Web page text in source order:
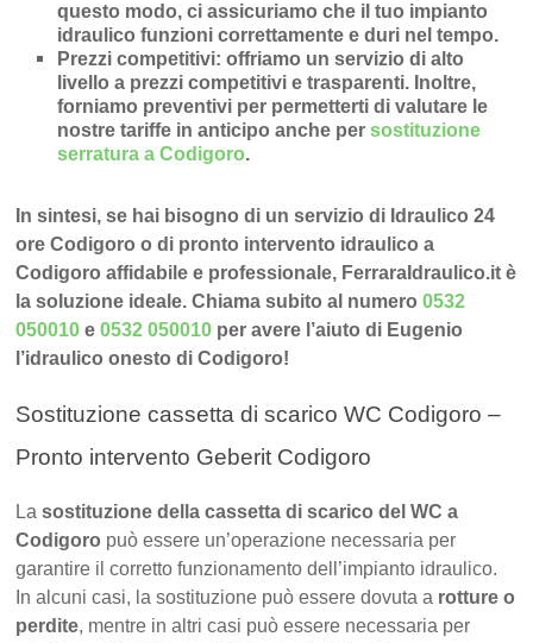
questo modo, ci assicuriamo che il tuo impianto
idraulico funzioni correttamente e duri nel tempo.
Prezzi competitivi: offriamo unservizio di alto
livello a prezzi competitivi e trasparenti. Inoltre,
forniamo preventivi per permetterti di valutare le
nostre tariffe in anticipo anche persostituzione
serratura a Codigoro.
In sintesi, se hai bisogno di un servizio di Idraulico 24
ore Codigoro o di pronto intervento idraulico a
Codigoro affidabile e professionale, FerraraIdraulico.it è
la soluzione ideale. Chiama subito al numero0532
050010 e0532 050010 per avere l’aiuto di Eugenio
l’idraulico onesto di Codigoro!
Sostituzione cassetta di scarico WC Codigoro –
Pronto intervento Geberit Codigoro
Lasostituzione della cassetta di scarico del WC a
Codigoro può essere un’operazione necessaria per
garantire il corretto funzionamento dell’impianto idraulico.
In alcuni casi, la sostituzione può essere dovuta a rotture o
perdite, mentre in altri casi può essere necessaria per